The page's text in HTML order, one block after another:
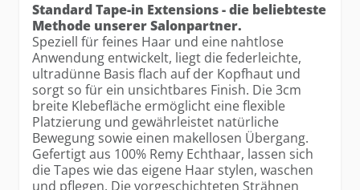
Standard Tape-in Extensions - die beliebteste
Methode unserer Salonpartner.
Speziell für feines Haar und eine nahtlose
Anwendung entwickelt, liegt die federleichte,
ultradünne Basis flach auf der Kopfhaut und
sorgt so für ein unsichtbares Finish. Die 3cm
breite Klebefläche ermöglicht eine flexible
Platzierung und gewährleistet natürliche
Bewegung sowie einen makellosen Übergang.
Gefertigt aus 100% Remy Echthaar, lassen sich
die Tapes wie das eigene Haar stylen, waschen
und pflegen. Die vorgeschichteten Strähnen